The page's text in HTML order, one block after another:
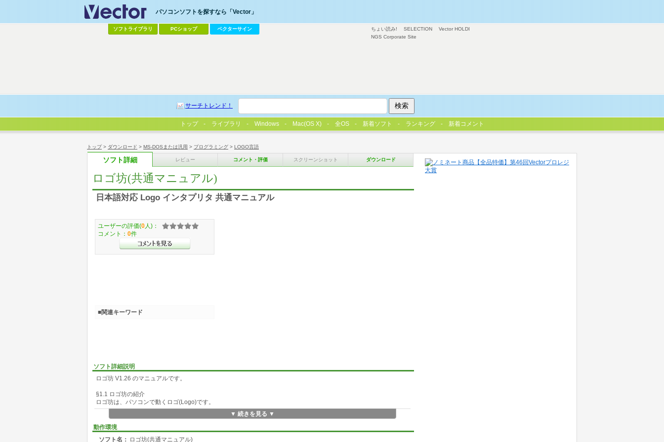
トップ> ダウンロード > MS-DOSまたは汎用 > プログラミング > LOGO言語
ソフト詳細 レビュー コメント・評価 スクリーンショット ダウンロード
ロゴ坊(共通マニュアル)
日本語対応 Logo インタプリタ 共通マニュアル
ソフト詳細説明
ロゴ坊 V1.26 のマニュアルです。
§1.1 ロゴ坊の紹介
ロゴ坊は、パソコンで動くロゴ(Logo)です。
○1.1.1 ロゴの紹介
ロゴは教育用のプログラミング言語です。親しみやすい命令を使って、画面上のタート
ル(カメ)を操作します。タートルを中心にした小さな世界(マイクロワールド)を子供た
▼ 続きを見る ▼
動作環境
ソフト名： ロゴ坊(共通マニュアル)
ユーザーの評価(0 人)：
コメント： 0件
■関連キーワード
ちょい読み! SELECTION
Vector HOLDI
NGS Corporate Site
パソコンソフトを探すなら「Vector」
ソフトライブラリ PCショップ ベクターサイン
サーチトレンド！
トップ ライブラリ Windows Mac(OS X) 全OS 新着ソフト ランキング 新着コメント